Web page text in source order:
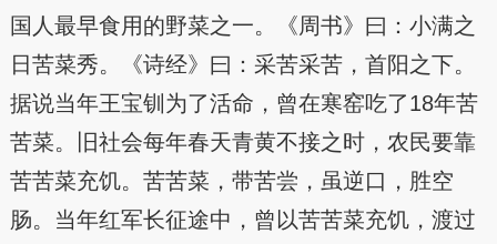
国人最早食用的野菜之一。《周书》曰：小满之
日苦菜秀。《诗经》曰：采苦采苦，首阳之下。
据说当年王宝钏为了活命，曾在寒窑吃了18年苦
苦菜。旧社会每年春天青黄不接之时，农民要靠
苦苦菜充饥。苦苦菜，带苦尝，虽逆口，胜空
肠。当年红军长征途中，曾以苦苦菜充饥，渡过